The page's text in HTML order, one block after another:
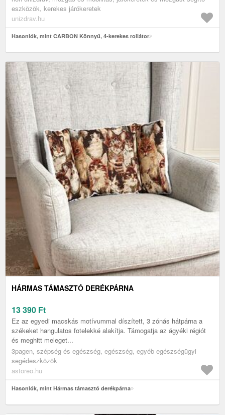
eszközök, kerekes járókeretek
unizdrav.hu
Hasonlók, mint CARBON Könnyű, 4-kerekes rollátor
HÁRMAS TÁMASZTÓ DERÉKPÁRNA
13 390 Ft
Ez az egyedi macskás motívummal díszített, 3 zónás hátpárna a
székeket hangulatos fotelekké alakítja. Támogatja az ágyéki régiót
és meghitt meleget...
3pagen, szépség és egészség, egészség, egyéb egészségügyi
segédeszközök
astoreo.hu
Hasonlók, mint Hármas támasztó derékpárna